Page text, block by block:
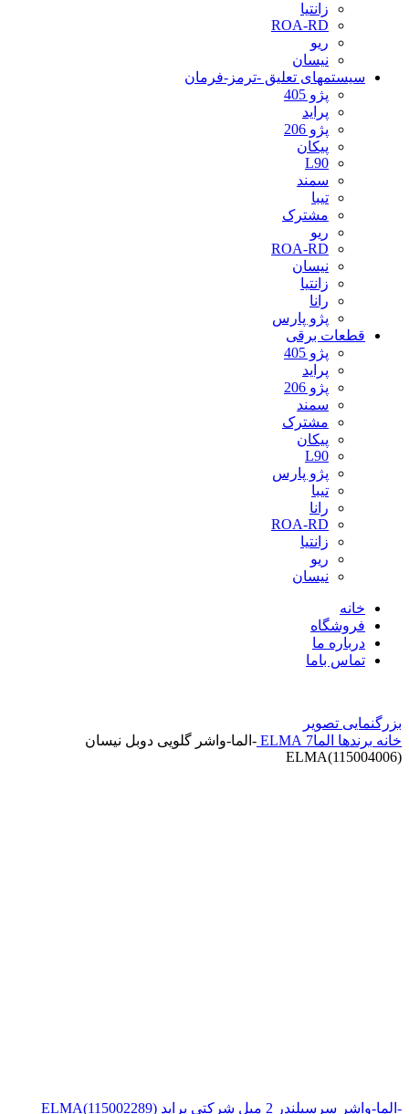
زانتیا
ROA-RD
ریو
نیسان
سیستمهای تعلیق -ترمز-فرمان
پژو 405
پراید
پژو 206
پیکان
L90
سمند
تیبا
مشترک
ریو
ROA-RD
نیسان
زانتیا
رانا
پژو پارس
قطعات برقی
پژو 405
پراید
پژو 206
سمند
مشترک
پیکان
L90
پژو پارس
تیبا
رانا
ROA-RD
زانتیا
ریو
نیسان
خانه
فروشگاه
درباره ما
تماس باما
بزرگنمایی تصویر
خانه برندها الما7 ELMA
-الما-واشر گلویی دوبل نیسان
ELMA(115004006)
-الما-واشر سرسیلندر 2 میل شرکتی پراید ELMA(115002289)